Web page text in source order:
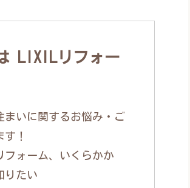
LIXILリフォー
まいに関するお悩み・ご
！
ォーム、いくらかか
りたい